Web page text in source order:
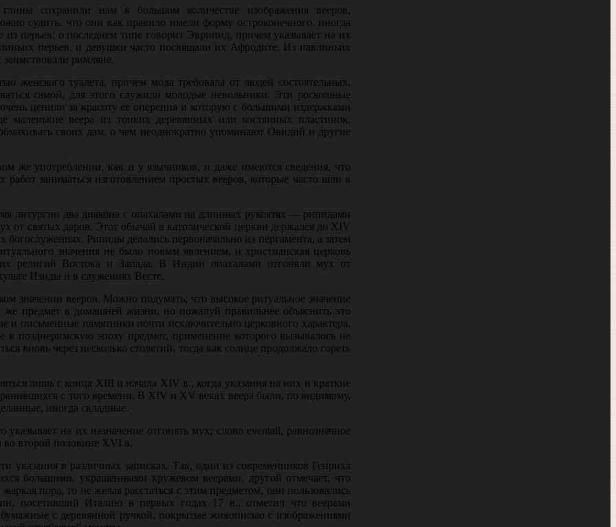
сохранили нам в большом количестве изображения вееров,
судить, что они как правило имели форму остроконечного, иногда
из перьев; о последнем типе гово­рит Эврипид, причем указывает на их
перьев, и девушки часто посвя­щали их Афродите. Из павлиньих
римляне.
туалета, причем мода требовала от людей состоятельных,
самой, для этого слу­жили молодые невольники. Эти роскошные
ценили за красоту ее оперения и которую с большими издержками
веера из тонких деревянных или костянных пластинок,
своих дам, о чем неоднократно упоминают Овидий и другие
же употреблении, как и у язычников, и даже имеются сведения, что
заниматься изготовлением простых вееров, которые часто шли в
литургии два диакона с опахалами на длинных рукоятях — рипидами
святых даров. Этот обычай в католической церкви держался до XIV
Рипиды делались первоначально из пергамента, а затем
значения не было новым явлением, и христианская церковь
религий Востока и Запада. В Индии опахалами отгоняли мух от
Изиды и в служениях Весте.
значении вееров. Можно подумать, что высокое ритуальное значение
предмет в домашней жизни, но пожалуй правильнее объяснить это
и письменные памятники почти исключительно церковного характера.
позднеримскую эпоху предмет, применение которого вызывалось не
вновь через несколько столетий, тогда как солнце продолжало гореть
лишь с конца XIII и начала XIV в., когда указания на них и краткие
с того времени. В XIV и ХV веках веера были, по видимому,
иногда складные.
на их назначение отгонять мух; слово eventail, равнозначное
во второй половине XVI в.
указания в различных записках. Так, один из современников Генриха
большими, украшенными кружевом веерами, другой отмечает, что
пора, то не желая расстаться с этим предметом, они пользовались
посетивший Италию в первых годах 17 в., отметил что веерами
с деревянной ручкой, покрытые живописью с изображениями